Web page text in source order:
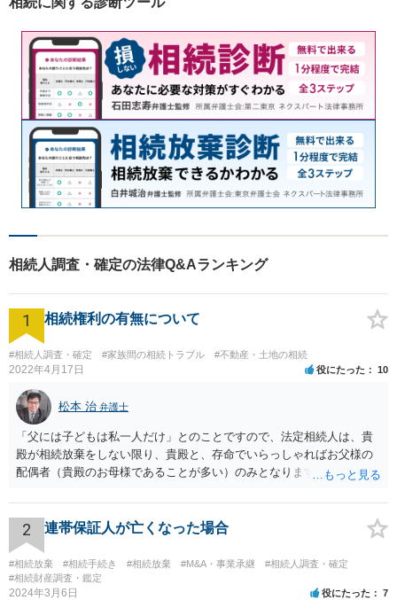
書籍執筆の経験あり【枚方市
駅5分】
相続人調査・確定の法律Q&Aランキング
1 相続権利の有無について
#相続人調査・確定 #家族間の相続トラブル #不動産・土地の相続
2022年4月17日 役にたった 10
松本 治 弁護士
「父には子どもは私一人だけ」とのことですので、法定相続人は、貴
殿が相続放棄をしない限り、貴殿と、存命でいらっしゃればお父様の
配偶者（貴殿のお母様であることが多い）のみとなります。遺言がな
2 連帯保証人が亡くなった場合
#相続放棄 #相続手続き #相続放棄 #M&A・事業承継
#相続人調査・確定
#相続財産調査・鑑定
2024年3月6日 役にたった 7